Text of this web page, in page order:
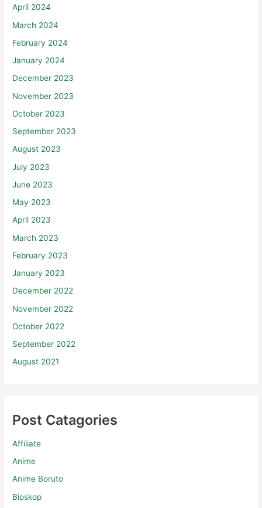
April 2024
March 2024
February 2024
January 2024
December 2023
November 2023
October 2023
September 2023
August 2023
July 2023
June 2023
May 2023
April 2023
March 2023
February 2023
January 2023
December 2022
November 2022
October 2022
September 2022
August 2021
Post Catagories
Affiliate
Anime
Anime Boruto
Bioskop